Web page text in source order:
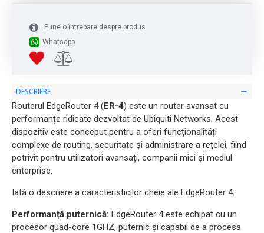
Pune o întrebare despre produs
Whatsapp
DESCRIERE
Routerul EdgeRouter 4 (ER-4) este un router avansat cu
performanțe ridicate dezvoltat de Ubiquiti Networks. Acest
dispozitiv este conceput pentru a oferi funcționalități
complexe de routing, securitate și administrare a rețelei, fiind
potrivit pentru utilizatori avansați, companii mici și mediul
enterprise.
Iată o descriere a caracteristicilor cheie ale EdgeRouter 4:
Performanță puternică: EdgeRouter 4 este echipat cu un
procesor quad-core 1GHZ, puternic și capabil de a procesa